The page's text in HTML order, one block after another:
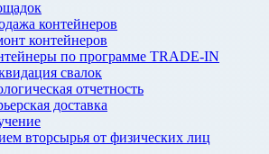
контейнеров
контейнеров
по программе TRADE-IN
свалок
отчетность
доставка
вторсырья от физических лиц